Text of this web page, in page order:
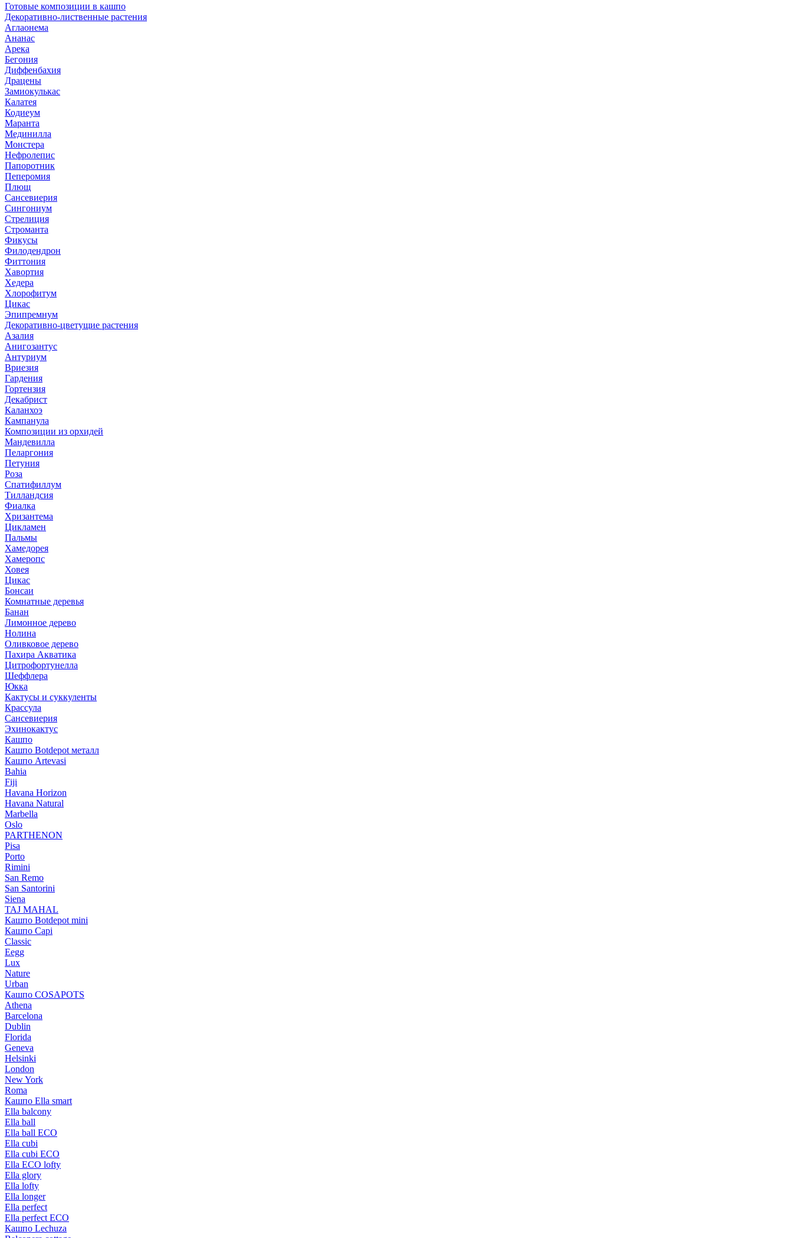
Готовые композиции в кашпо
Декоративно-лиственные растения
Аглаонема
Ананас
Арека
Бегония
Диффенбахия
Драцены
Замиокулькас
Калатея
Кодиеум
Маранта
Мединилла
Монстера
Нефролепис
Папоротник
Пеперомия
Плющ
Сансевиерия
Сингониум
Стрелиция
Строманта
Фикусы
Филодендрон
Фиттония
Хавортия
Хедера
Хлорофитум
Цикас
Эпипремнум
Декоративно-цветущие растения
Азалия
Анигозантус
Антуриум
Вриезия
Гардения
Гортензия
Декабрист
Каланхоэ
Кампанула
Композиции из орхидей
Мандевилла
Пеларгония
Петуния
Роза
Спатифиллум
Тилландсия
Фиалка
Хризантема
Цикламен
Пальмы
Хамедорея
Хамеропс
Ховея
Цикас
Бонсаи
Комнатные деревья
Банан
Лимонное дерево
Нолина
Оливковое дерево
Пахира Акватика
Цитрофортунелла
Шеффлера
Юкка
Кактусы и суккуленты
Крассула
Сансевиерия
Эхинокактус
Кашпо
Кашпо Botdepot металл
Кашпо Artevasi
Bahia
Fiji
Havana Horizon
Havana Natural
Marbella
Oslo
PARTHENON
Pisa
Porto
Rimini
San Remo
San Santorini
Siena
TAJ MAHAL
Кашпо Botdepot mini
Кашпо Capi
Classic
Eegg
Lux
Nature
Urban
Кашпо COSAPOTS
Athena
Barcelona
Dublin
Florida
Geneva
Helsinki
London
New York
Roma
Кашпо Ella smart
Ella balcony
Ella ball
Ella ball ECO
Ella cubi
Ella cubi ECO
Ella ECO lofty
Ella glory
Ella lofty
Ella longer
Ella perfect
Ella perfect ECO
Кашпо Lechuza